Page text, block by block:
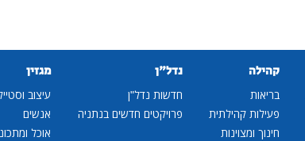
קהילה
בריאות
פעילות קהילתית
חינוך ומצוינות
נדל"ן
חדשות נדל"ן
פרויקטים חדשים בנתניה
מגזין
עיצוב
אנשים
אוכל